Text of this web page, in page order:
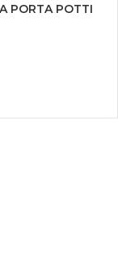
PORTA POTTI